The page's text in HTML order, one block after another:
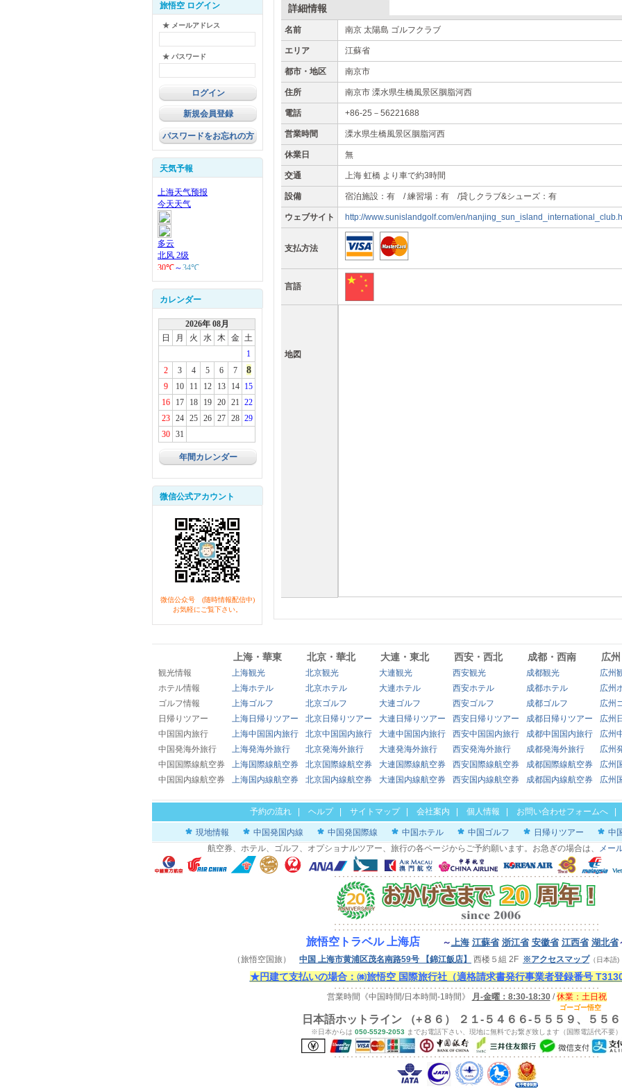
旅悟空 ログイン
★ メールアドレス
★ パスワード
新規会員登録
パスワードをお忘れの方
天気予報
カレンダー
2026年 08月
日
月 火 水 木 金 土
1
2
3 4 5 6 7 8
9 10 11 12 13 14
15
16
17 18 19 20 21 22
23
24 25 26 27 28 29
30
31
年間カレンダー
微信公式アカウント
微信公众号 (随時情報配信中)
お気軽にご覧下さい。
詳細情報
名前 南京 太陽島 ゴルフクラブ
エリア 江蘇省
都市・地区 南京市
住所 南京市 溧水県生橋風景区胭脂河西
電話 +86-25－56221688
営業時間 溧水県生橋風景区胭脂河西
休業日 無
交通 上海 虹橋 より車で約3時間
設備 宿泊施設：有 / 練習場：有 /貸しクラブ&シューズ：有
ウェブサイト http://www.sunislandgolf.com/en/
支払方法
言語
地図
上海・華東 北京・華北 大連・東北 西安・西北 成都・西南 広
観光情報 上海観光 北京観光 大連観光 西安観光 成都観光
広州
ホテル情報
上海ホテル 北京ホテル 大連ホテル 西安ホテル 成都ホテル
広州
ゴルフ情報
上海ゴルフ 北京ゴルフ 大連ゴルフ 西安ゴルフ 成都ゴルフ
広州
日帰りツアー
上海日帰りツアー 北京日帰りツアー 大連日帰りツアー 西安日帰りツアー 成都日帰りツアー
広州
中国国内旅行
上海中国国内旅行 北京中国国内旅行 大連中国国内旅行 西安中国国内旅行 成都中国国内旅行
広州
中国発海外旅行
上海発海外旅行 北京発海外旅行 大連発海外旅行 西安発海外旅行 成都発海外旅行
広州
中国国際線航空券
上海国際線航空券 北京国際線航空券 大連国際線航空券 西安国際線航空券 成都国際線航空券
広州
中国国内線航空券
上海国内線航空券 北京国内線航空券 大連国内線航空券 西安国内線航空券 成都国内線航空券 広州
予約の流れ ヘルプ| サイトマップ| 会社案内 個人情報 お問い合わせフォームへ
現地情報 中国発国内線 中国発国際線 中国ホテル 中国ゴルフ 日帰りツアー
中
航空券、ホテル、ゴルフ、オプショナルツアー、旅行の各ページからご予約願います。お急ぎの場合は、
メー
旅悟空トラベル 上海店 ～上海 江蘇省 浙江省 安徽省 江西省 湖北省
（旅悟空国旅） 中国 上海市黄浦区茂名南路59号 【錦江飯店】 西楼５組 2F ※アクセスマップ （日本語
★円建て支払いの場合：㈱旅悟空 国際旅行社（適格請求書発行事業者登録番号
営業時間《中国時間/日本時間-1時間》 月-金曜：8:30-18:30/休業： 土日祝
ゴーゴー悟空
日本語ホットライン （+８６） ２１-５４６６-５５５９、５５
※日本からは 050-5529-2053 までお電話下さい、現地に無料でお繋ぎ致します（国際電話代不要）